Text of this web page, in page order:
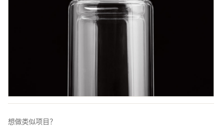
想做类似项目？